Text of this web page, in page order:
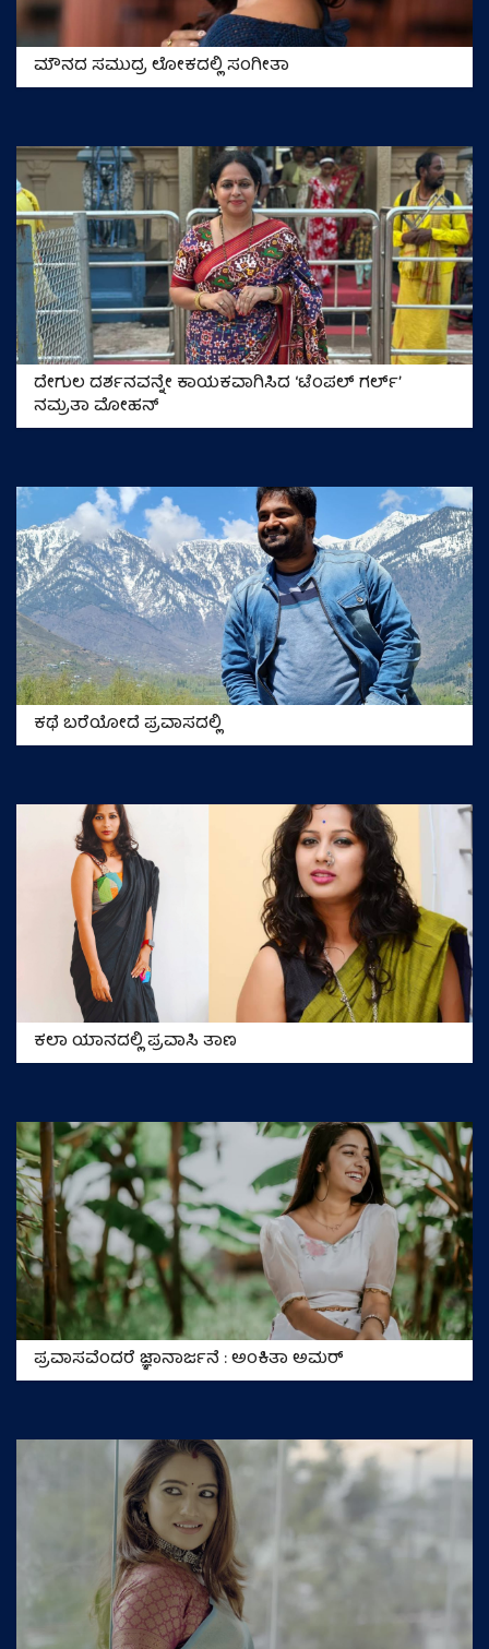
ಮೌನದ ಸಮುದ್ರ ಲೋಕದಲ್ಲಿ ಸಂಗೀತಾ
ದೇಗುಲ ದರ್ಶನವನ್ನೇ ಕಾಯಕವಾಗಿಸಿದ ʻಟೆಂಪಲ್‌ ಗರ್ಲ್‌ʼ
ನಮ್ರತಾ ಮೋಹನ್
ಕಥೆ ಬರೆಯೋದೆ ಪ್ರವಾಸದಲ್ಲಿ
ಕಲಾ ಯಾನದಲ್ಲಿ ಪ್ರವಾಸಿ ತಾಣ
ಪ್ರವಾಸವೆಂದರೆ ಜ್ಞಾನಾರ್ಜನೆ : ಅಂಕಿತಾ ಅಮರ್‌